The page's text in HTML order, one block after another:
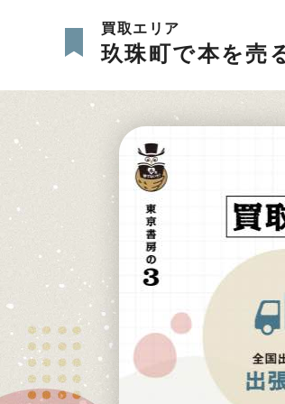
買取エリア
玖珠町で本を売